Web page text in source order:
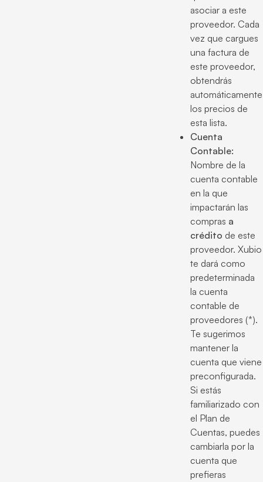
asociar a este
proveedor. Cada
vez que cargues
una factura de
este proveedor,
obtendrás
automáticamente
los precios de
esta lista.
Cuenta
Contable:
Nombre de la
cuenta contable
en la que
impactarán las
compras a
crédito de este
proveedor. Xubio
te dará como
predeterminada
la cuenta
contable de
proveedores (*).
Te sugerimos
mantener la
cuenta que viene
preconfigurada.
Si estás
familiarizado con
el Plan de
Cuentas, puedes
cambiarla por la
cuenta que
prefieras